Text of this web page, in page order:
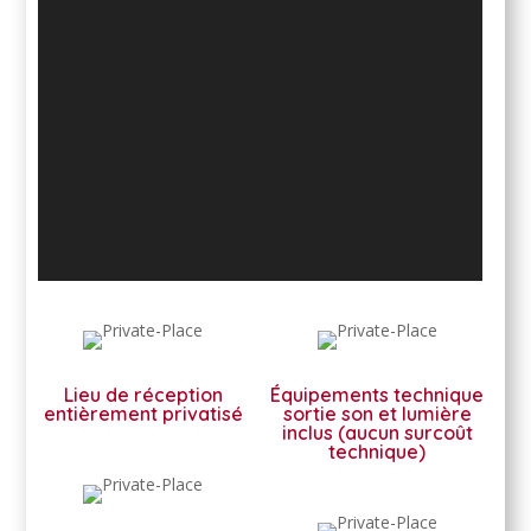
Lieu de réception
entièrement privatisé
Équipements technique
sortie son et lumière
inclus (aucun surcoût
technique)